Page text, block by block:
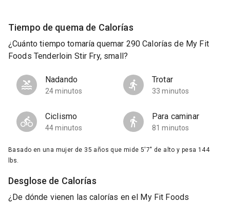
Tiempo de quema de Calorías
¿Cuánto tiempo tomaría quemar 290 Calorías de My Fit
Foods Tenderloin Stir Fry, small?
Nadando
24 minutos
Trotar
33 minutos
Ciclismo
44 minutos
Para caminar
81 minutos
Basado en una mujer de 35 años que mide 5'7" de alto y pesa 144
lbs.
Desglose de Calorías
¿De dónde vienen las calorías en el My Fit Foods